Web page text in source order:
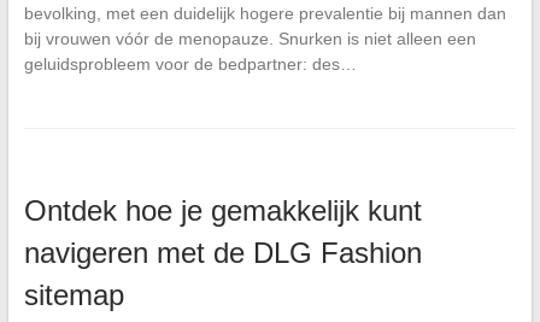
bevolking, met een duidelijk hogere prevalentie bij mannen dan
bij vrouwen vóór de menopauze. Snurken is niet alleen een
geluidsprobleem voor de bedpartner: des…
Ontdek hoe je gemakkelijk kunt
navigeren met de DLG Fashion
sitemap